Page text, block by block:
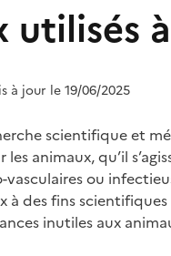
utilisés
à jour le 19/06/2025
scientifique et
animaux, qu’il
ou
à des fins
inutiles aux